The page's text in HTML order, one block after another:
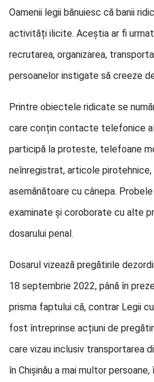
Oamenii legii bănuiesc că banii
activități ilicite. Aceștia ar fi
recrutarea, organizarea,
persoanelor instigate să creeze
Printre obiectele ridicate se
care conțin contacte telefonice
participă la proteste, telefoane
neînregistrat, articole pirotehnice,
asemănătoare cu cânepa.
examinate și coroborate cu alte
dosarului penal.
Dosarul vizează pregătirile
18 septembrie 2022, până în
prisma faptului că, contrar Legii
fost întreprinse acțiuni de
care vizau inclusiv transportarea
în Chișinău a mai multor